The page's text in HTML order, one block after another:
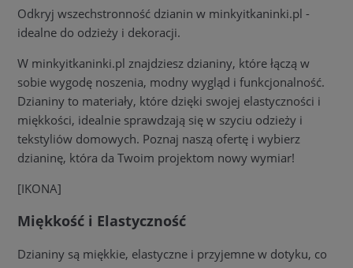
Odkryj wszechstronność dzianin w minkyitkaninki.pl -
idealne do odzieży i dekoracji.
W minkyitkaninki.pl znajdziesz dzianiny, które łączą w
sobie wygodę noszenia, modny wygląd i funkcjonalność.
Dzianiny to materiały, które dzięki swojej elastyczności i
miękkości, idealnie sprawdzają się w szyciu odzieży i
tekstyliów domowych. Poznaj naszą ofertę i wybierz
dzianinę, która da Twoim projektom nowy wymiar!
[IKONA]
Miękkość i Elastyczność
Dzianiny są miękkie, elastyczne i przyjemne w dotyku, co